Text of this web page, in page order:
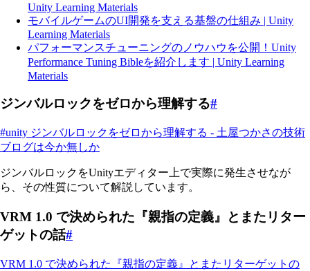
Unity Learning Materials
モバイルゲームのUI開発を支える基盤の仕組み | Unity
Learning Materials
パフォーマンスチューニングのノウハウを公開！Unity
Performance Tuning Bibleを紹介します | Unity Learning
Materials
ジンバルロックをゼロから理解する#
#unity ジンバルロックをゼロから理解する - 土屋つかさの技術
ブログは今か無しか
ジンバルロックをUnityエディター上で実際に発生させなが
ら、その性質について解説しています。
VRM 1.0 で決められた『親指の定義』とまたリター
ゲットの話#
VRM 1.0 で決められた『親指の定義』とまたリターゲットの